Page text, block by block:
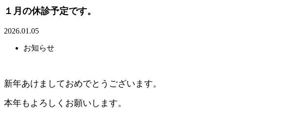
１月の休診予定です。
2026.01.05
お知らせ
新年あけましておめでとうございます。
本年もよろしくお願いします。